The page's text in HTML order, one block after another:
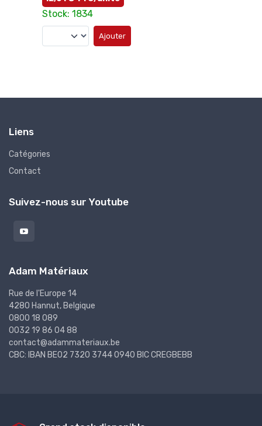
Stock: 1834
Ajouter
Liens
Catégories
Contact
Suivez-nous sur Youtube
Adam Matériaux
Rue de l'Europe 14
4280 Hannut, Belgique
0800 18 089
0032 19 86 04 88
contact@adammateriaux.be
CBC: IBAN BE02 7320 3744 0940 BIC CREGBEBB